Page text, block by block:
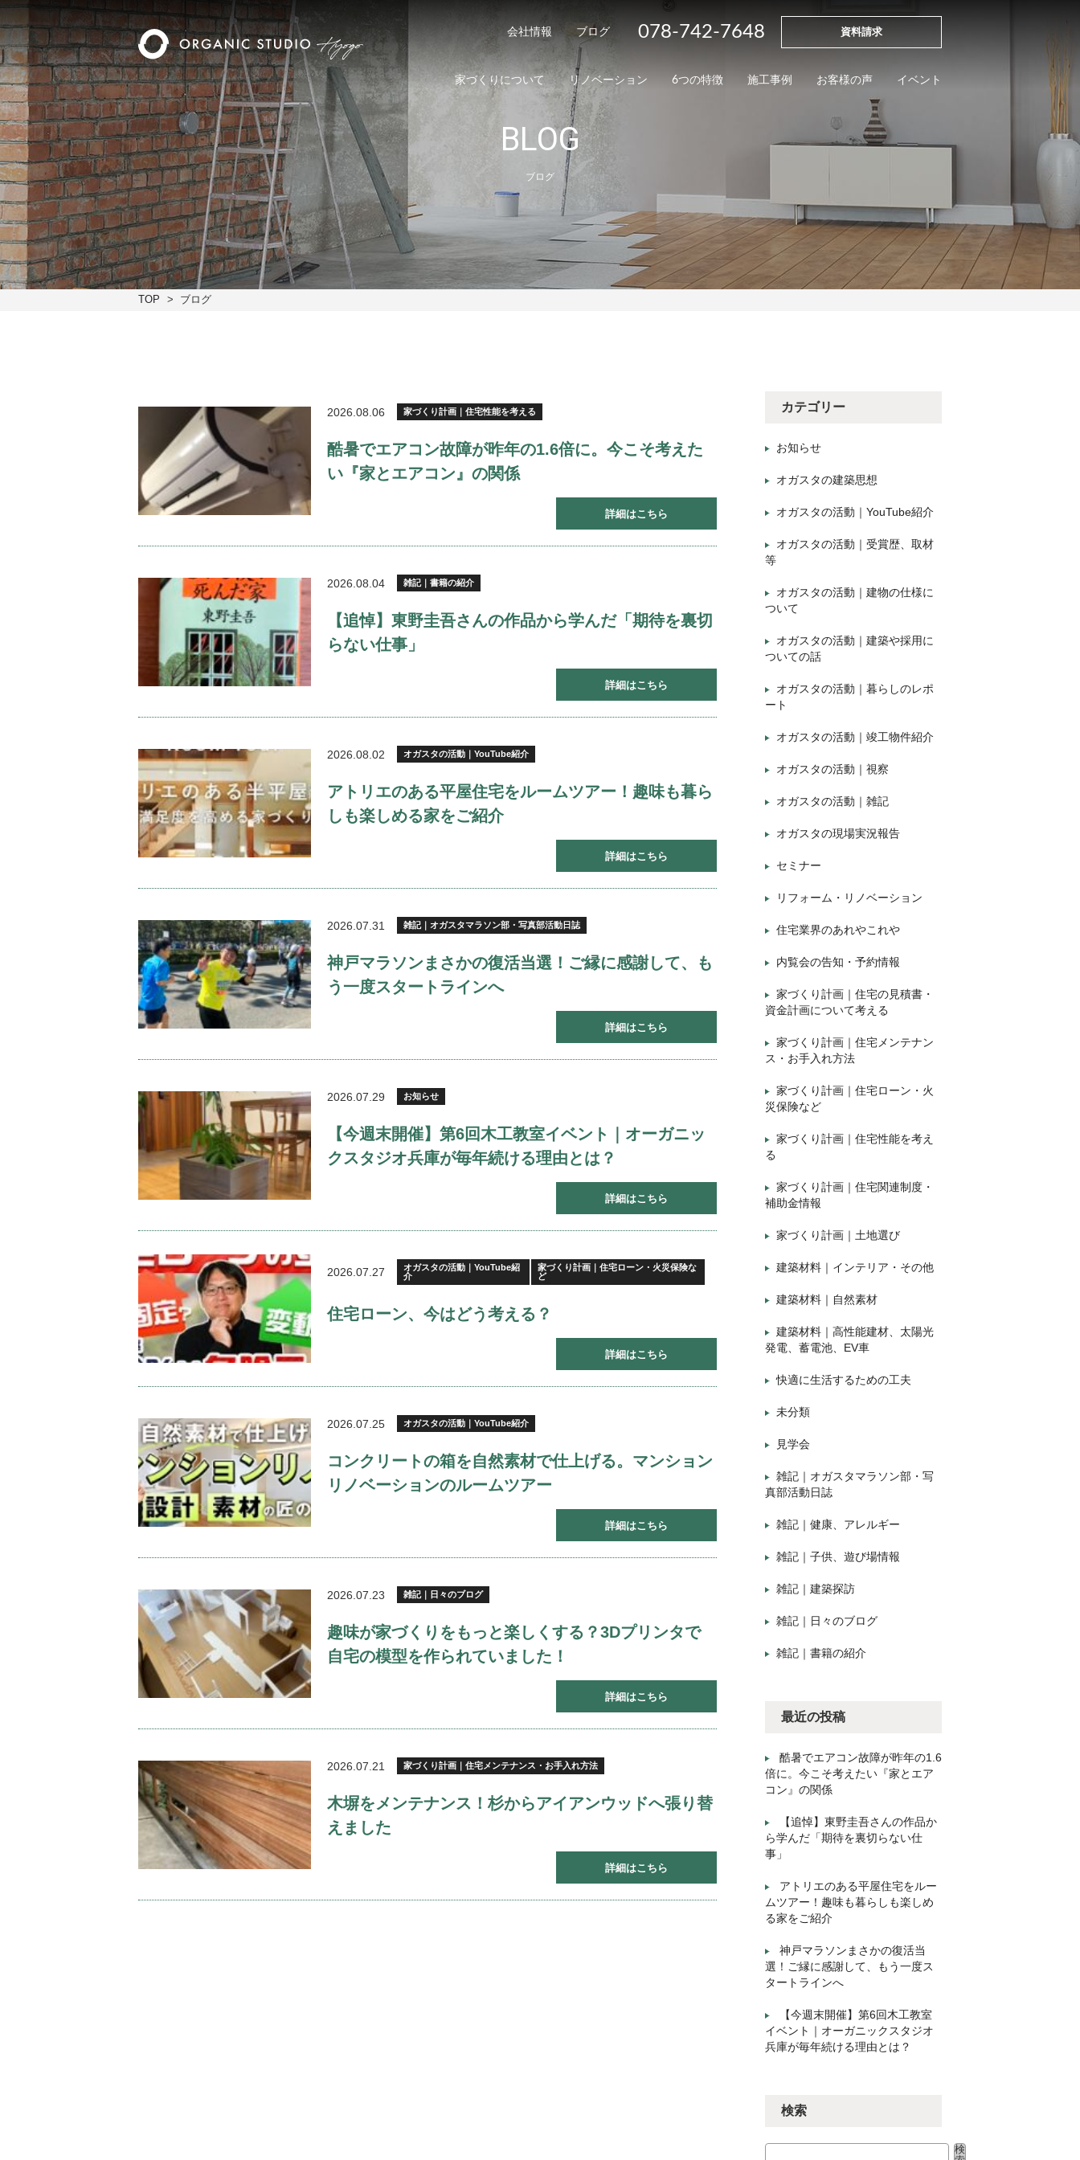
会社情報 ブログ 078-742-7648 資料請求
家づくりについて リノベーション 6つの特徴 施工事例 お客様の声 イベント
BLOG
ブログ
TOP ブログ
2026.08.06 家づくり計画｜住宅性能を考える
酷暑でエアコン故障が昨年の1.6倍に。今こそ考えた
い『家とエアコン』の関係
詳細はこちら
2026.08.04 雑記｜書籍の紹介
【追悼】東野圭吾さんの作品から学んだ「期待を裏切
らない仕事」
詳細はこちら
2026.08.02 オガスタの活動｜YouTube紹介
アトリエのある平屋住宅をルームツアー！趣味も暮ら
しも楽しめる家をご紹介
詳細はこちら
2026.07.31 雑記｜オガスタマラソン部・写真部活動日誌
神戸マラソンまさかの復活当選！ご縁に感謝して、も
う一度スタートラインへ
詳細はこちら
2026.07.29 お知らせ
【今週末開催】第6回木工教室イベント｜オーガニッ
クスタジオ兵庫が毎年続ける理由とは？
詳細はこちら
2026.07.27
オガスタの活動｜YouTube紹
介
家づくり計画｜住宅ローン・火災保険な
ど
住宅ローン、今はどう考える？
詳細はこちら
2026.07.25 オガスタの活動｜YouTube紹介
コンクリートの箱を自然素材で仕上げる。マンション
リノベーションのルームツアー
詳細はこちら
2026.07.23 雑記｜日々のブログ
趣味が家づくりをもっと楽しくする？3Dプリンタで
自宅の模型を作られていました！
詳細はこちら
2026.07.21 家づくり計画｜住宅メンテナンス・お手入れ方法
木塀をメンテナンス！杉からアイアンウッドへ張り替
えました
詳細はこちら
カテゴリー
お知らせ
オガスタの建築思想
オガスタの活動｜YouTube紹介
オガスタの活動｜受賞歴、取材
等
オガスタの活動｜建物の仕様に
ついて
オガスタの活動｜建築や採用に
ついての話
オガスタの活動｜暮らしのレポ
ート
オガスタの活動｜竣工物件紹介
オガスタの活動｜視察
オガスタの活動｜雑記
オガスタの現場実況報告
セミナー
リフォーム・リノベーション
住宅業界のあれやこれや
内覧会の告知・予約情報
家づくり計画｜住宅の見積書・
資金計画について考える
家づくり計画｜住宅メンテナン
ス・お手入れ方法
家づくり計画｜住宅ローン・火
災保険など
家づくり計画｜住宅性能を考え
る
家づくり計画｜住宅関連制度・
補助金情報
家づくり計画｜土地選び
建築材料｜インテリア・その他
建築材料｜自然素材
建築材料｜高性能建材、太陽光
発電、蓄電池、EV車
快適に生活するための工夫
未分類
見学会
雑記｜オガスタマラソン部・写
真部活動日誌
雑記｜健康、アレルギー
雑記｜子供、遊び場情報
雑記｜建築探訪
雑記｜日々のブログ
雑記｜書籍の紹介
最近の投稿
酷暑でエアコン故障が昨年の1.6
倍に。今こそ考えたい『家とエア
コン』の関係
【追悼】東野圭吾さんの作品か
ら学んだ「期待を裏切らない仕
事」
アトリエのある平屋住宅をルー
ムツアー！趣味も暮らしも楽しめ
る家をご紹介
神戸マラソンまさかの復活当
選！ご縁に感謝して、もう一度ス
タートラインへ
【今週末開催】第6回木工教室
イベント｜オーガニックスタジオ
兵庫が毎年続ける理由とは？
検索
検索
検